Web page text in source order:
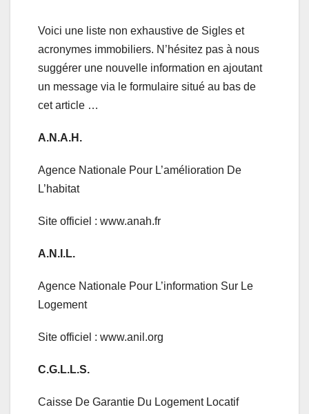
Voici une liste non exhaustive de Sigles et
acronymes immobiliers. N’hésitez pas à nous
suggérer une nouvelle information en ajoutant
un message via le formulaire situé au bas de
cet article …
A.N.A.H.
Agence Nationale Pour L’amélioration De
L’habitat
Site officiel : www.anah.fr
A.N.I.L.
Agence Nationale Pour L’information Sur Le
Logement
Site officiel : www.anil.org
C.G.L.L.S.
Caisse De Garantie Du Logement Locatif